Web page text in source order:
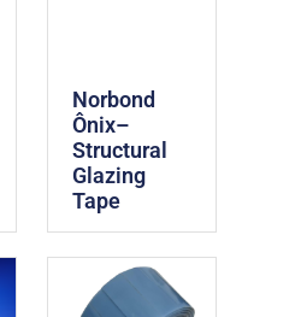
Norbond
Ônix–
Structural
Glazing
Tape